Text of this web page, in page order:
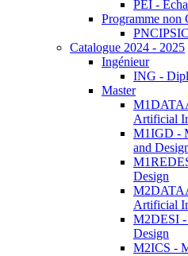
PEI -
Programme non
Catalogue 2024 - 2025
Ingénieur
ING -
Master
Artificial
M1IGD -
and
Design
Artificial
M2DESI -
Design
M2ICS -